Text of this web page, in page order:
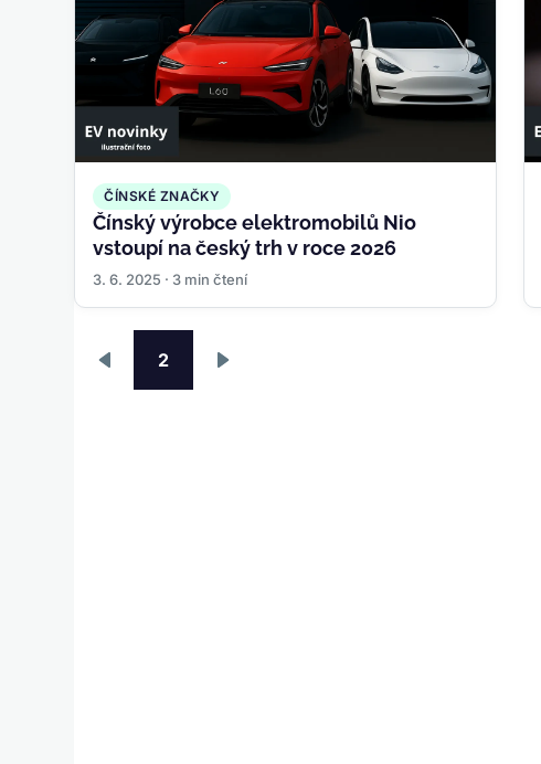
ČÍNSKÉ ZNAČKY
Čínský výrobce elektromobilů Nio
vstoupí na český trh v roce 2026
3. 6. 2025 · 3 min čtení
Předchozí
2